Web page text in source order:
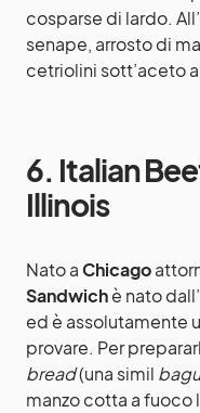
cosparse di lardo.
senape, arrosto di
cetriolini sott’aceto
6. Italian
Illinois
Nato aChicago
Sandwichè nato
ed è assolutamente
provare. Per
bread(una simil
manzo cotta a fuoco